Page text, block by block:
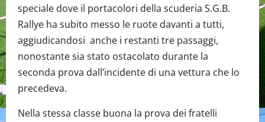
speciale dove il portacolori della scuderia S.G.B.
Rallye ha subito messo le ruote davanti a tutti,
aggiudicandosi anche i restanti tre passaggi,
nonostante sia stato ostacolato durante la
seconda prova dall’incidente di una vettura che lo
precedeva.
Nella stessa classe buona la prova dei fratelli